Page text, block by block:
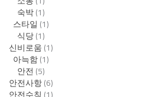
숙박(1)
스타일 (1)
식당(1)
신비로움(1)
아늑함(1)
안전(5)
안전사항(6)